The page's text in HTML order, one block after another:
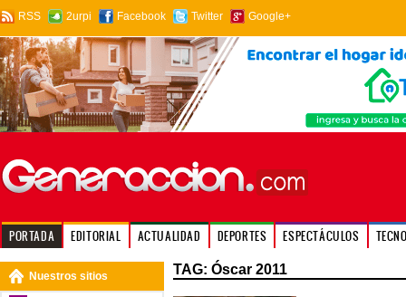
RSS 2urpi Facebook Twitter Google+
PORTADA EDITORIAL ACTUALIDAD DEPORTES ESPECTÁCULOS
Nuestros sitios TAG: Óscar 2011